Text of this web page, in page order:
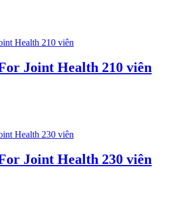
Joint Health 210 viên
Joint Health 230 viên